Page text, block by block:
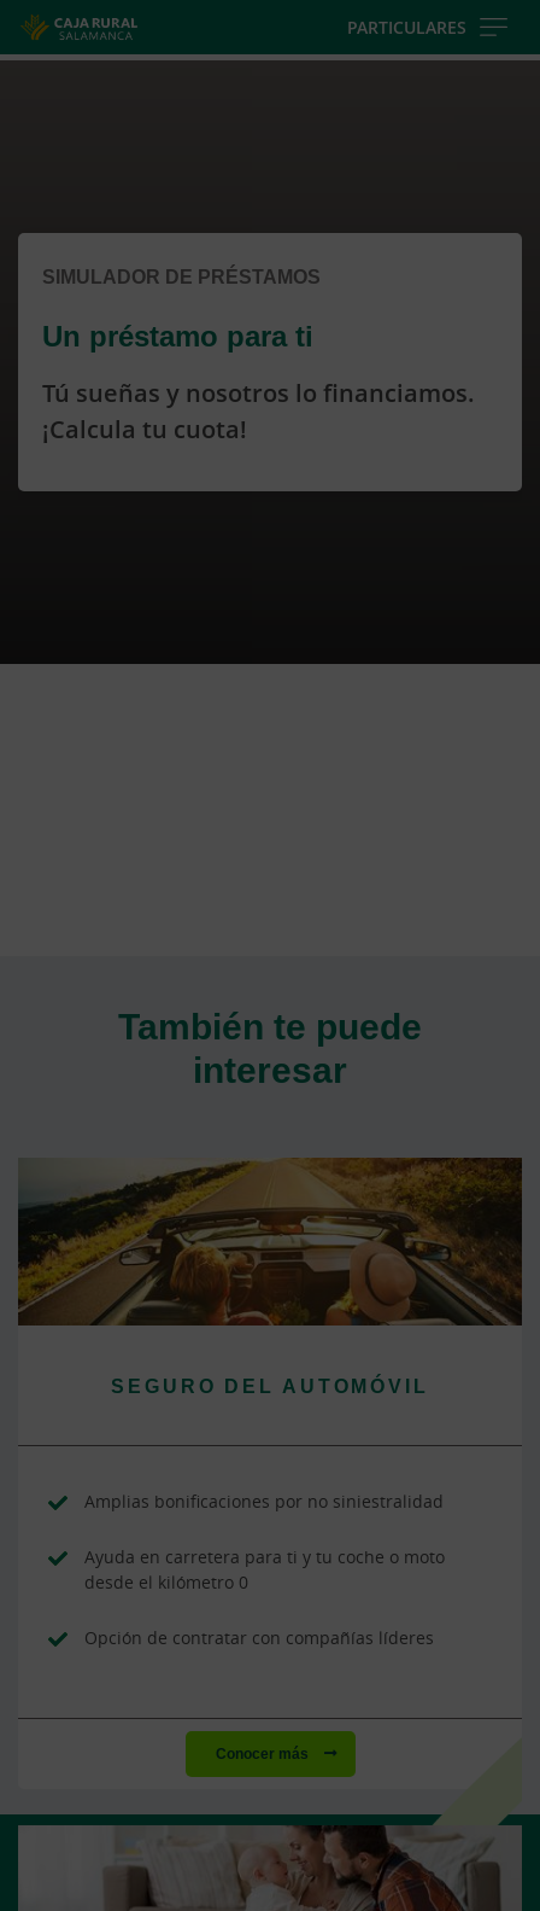
PARTICULARES
SIMULADOR DE PRÉSTAMOS
Un préstamo para ti
Tú sueñas y nosotros lo financiamos.
¡Calcula tu cuota!
También te puede
interesar
SEGURO DEL AUTOMÓVIL
Amplias bonificaciones por no siniestralidad
Ayuda en carretera para ti y tu coche o moto
desde el kilómetro 0
Opción de contratar con compañías líderes
Conocer más